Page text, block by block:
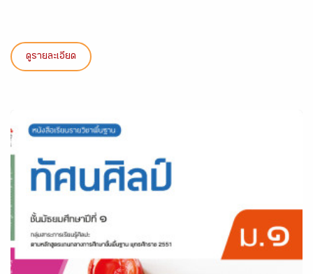
ดูรายละเอียด